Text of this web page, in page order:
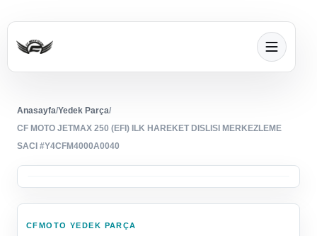
Anasayfa/Yedek Parça/
CF MOTO JETMAX 250 (EFI) ILK HAREKET DISLISI MERKEZLEME
SACI #Y4CFM4000A0040
CFMOTO YEDEK PARÇA